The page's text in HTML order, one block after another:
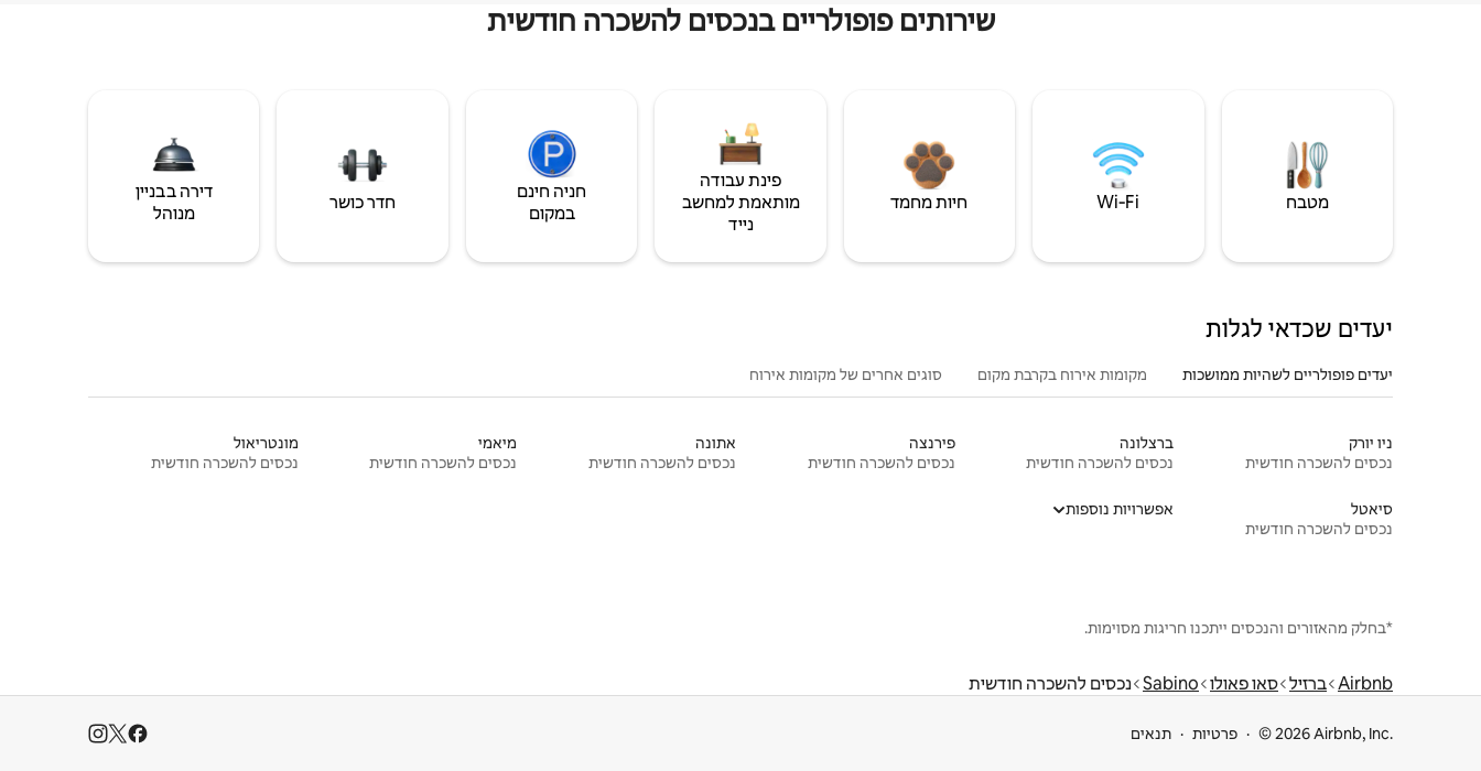
שירותים פופולריים בנכסים להשכרה חודשית
מטבח Wi‑Fi חיות מחמד
פינת עבודה
מותאמת למחשב
נייד
חניה חינם
במקום
חדר כושר
דירה בבניין
מנוהל
יעדים שכדאי לגלות
יעדים פופולריים לשהיות ממושכות מקומות אירוח בקרבת מקום סוגים אחרים של מקומות אירוח
ניו יורק
נכסים להשכרה חודשית
ברצלונה
נכסים להשכרה חודשית
פירנצה
נכסים להשכרה חודשית
אתונה
נכסים להשכרה חודשית
מיאמי
נכסים להשכרה חודשית
מונטריאול
נכסים להשכרה חודשית
סיאטל
נכסים להשכרה חודשית
אפשרויות נוספות
*בחלק מהאזורים והנכסים ייתכנו חריגות מסוימות.
Airbnb ברזיל סאו פאולו Sabino נכסים להשכרה חודשית
© 2026 Airbnb, Inc. פרטיות תנאים